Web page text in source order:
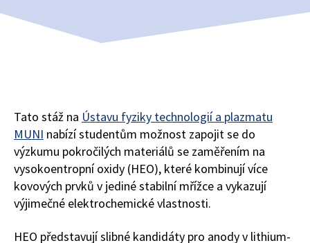
Tato stáž na Ústavu fyziky technologií a plazmatu
MUNI nabízí studentům možnost zapojit se do
výzkumu pokročilých materiálů se zaměřením na
vysokoentropní oxidy (HEO), které kombinují více
kovových prvků v jediné stabilní mřížce a vykazují
výjimečné elektrochemické vlastnosti.
HEO představují slibné kandidáty pro anody v lithium-